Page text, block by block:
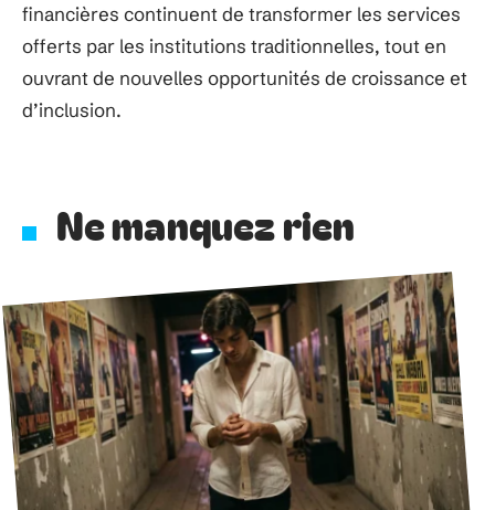
financières continuent de transformer les services
offerts par les institutions traditionnelles, tout en
ouvrant de nouvelles opportunités de croissance et
d’inclusion.
Ne manquez rien